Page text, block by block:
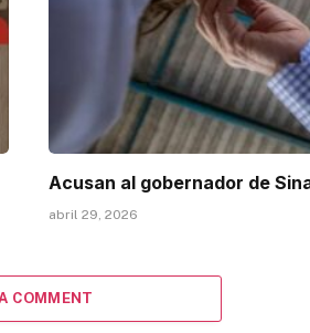
Acusan al gobernador de
abril 29, 2026
COMMENT